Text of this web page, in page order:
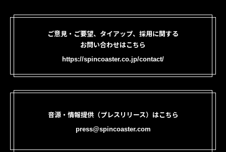
ご意見・ご要望、タイアップ、採用に関する
お問い合わせはこちら
https://spincoaster.co.jp/contact/
音源・情報提供（プレスリリース）はこちら
press@spincoaster.com